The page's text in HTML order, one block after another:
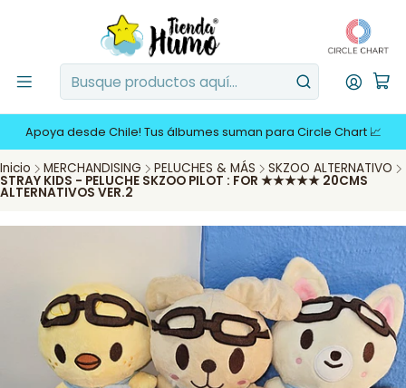
Apoya desde Chile! Tus álbumes suman para Circle Chart 📈
Inicio MERCHANDISING PELUCHES & MÁS SKZOO ALTERNATIVO
STRAY KIDS - PELUCHE SKZOO PILOT : FOR ★★★★★ 20CMS
ALTERNATIVOS VER.2